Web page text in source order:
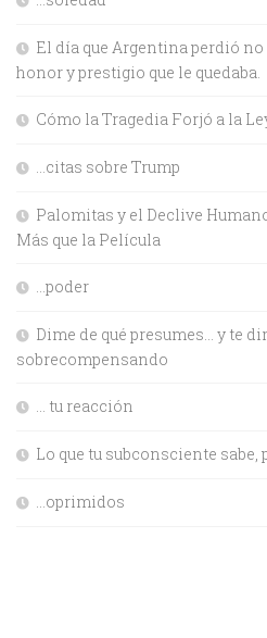
El día que Argentina perdió
honor y prestigio que le quedaba.
Cómo la Tragedia Forjó a la
…citas sobre Trump
Palomitas y el Declive
Más que la Película
…poder
Dime de qué presumes… y te
sobrecompensando
… tu reacción
Lo que tu subconsciente sabe,
…oprimidos